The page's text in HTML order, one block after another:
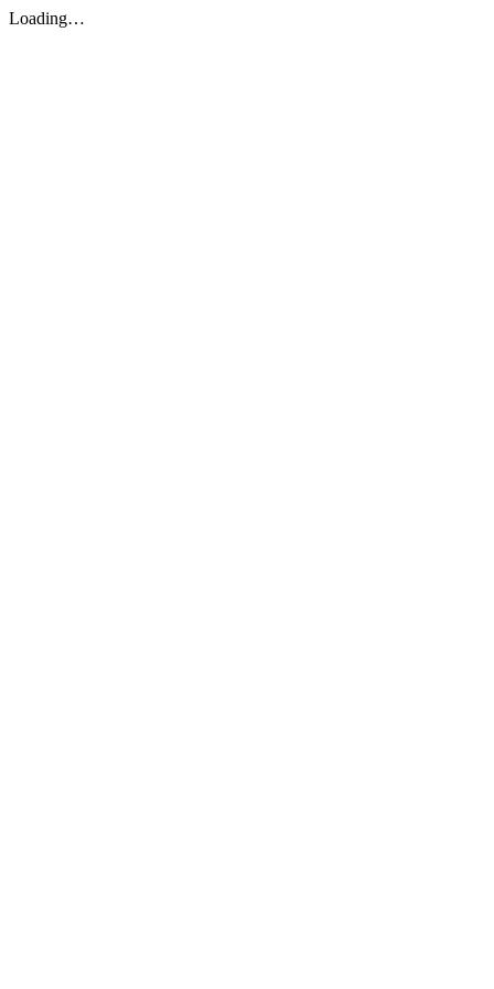
Loading…